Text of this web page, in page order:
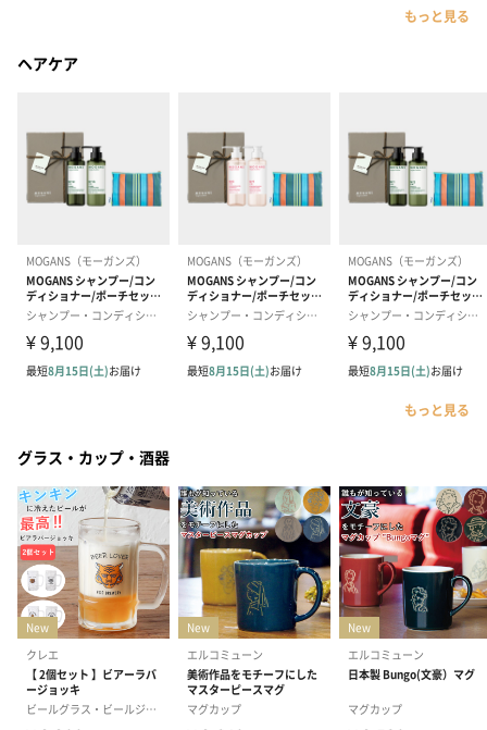
もっと見る
ヘアケア
もっと見る
グラス・カップ・酒器